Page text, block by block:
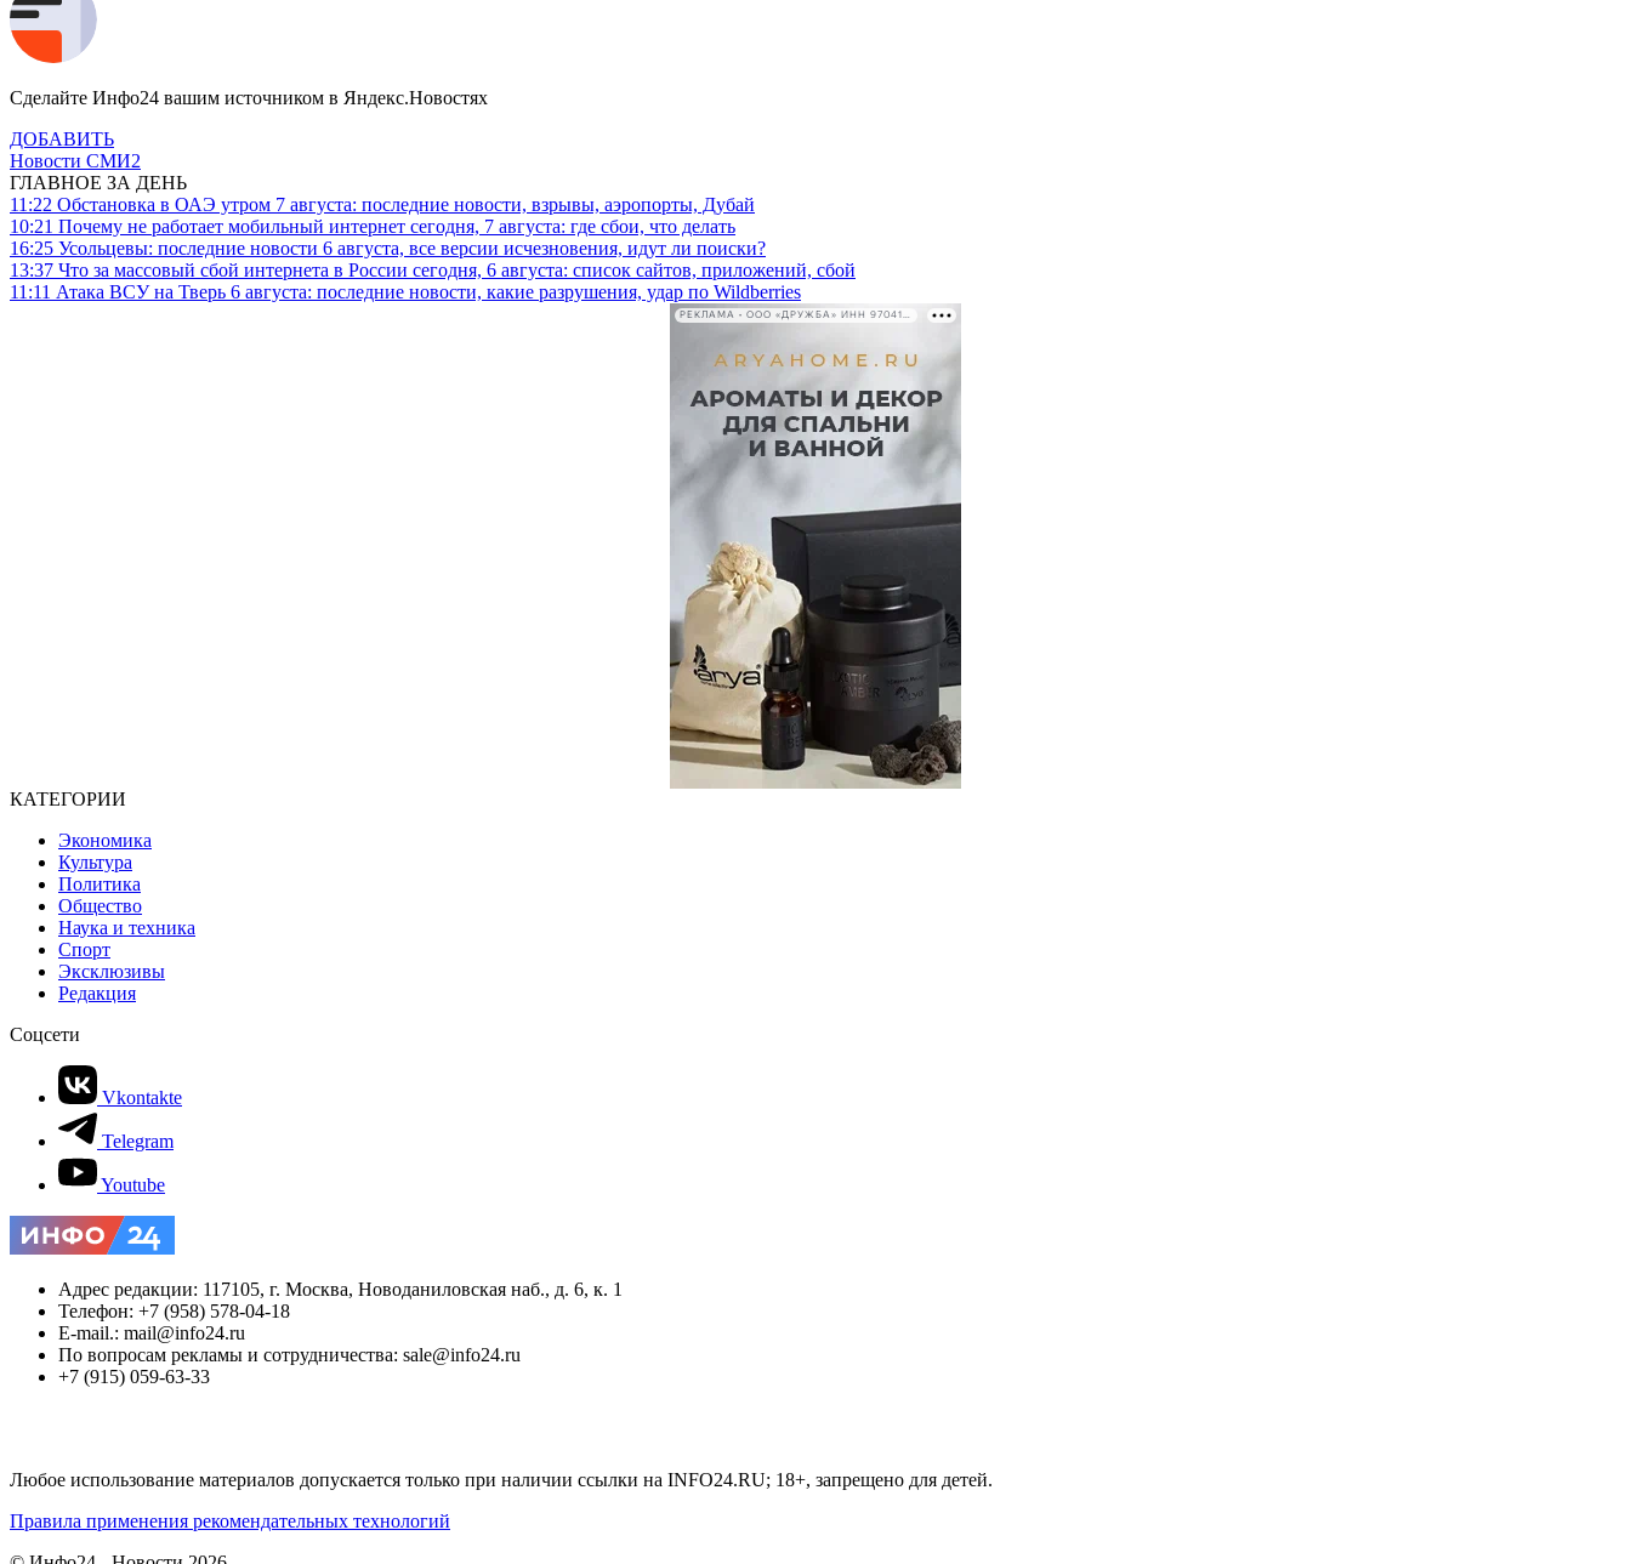
Сделайте Инфо24 вашим источником в Яндекс.Новостях
ДОБАВИТЬ
Новости СМИ2
ГЛАВНОЕ ЗА ДЕНЬ
11:22 Обстановка в ОАЭ утром 7 августа: последние новости, взрывы, аэропорты, Дубай
10:21 Почему не работает мобильный интернет сегодня, 7 августа: где сбои, что делать
16:25 Усольцевы: последние новости 6 августа, все версии исчезновения, идут ли поиски?
13:37 Что за массовый сбой интернета в России сегодня, 6 августа: список сайтов, приложений, сбой
11:11 Атака ВСУ на Тверь 6 августа: последние новости, какие разрушения, удар по Wildberries
РЕКЛАМА • ООО «ДРУЖБА» ИНН 9704146411
КАТЕГОРИИ
Экономика
Культура
Политика
Общество
Наука и техника
Спорт
Эксклюзивы
Редакция
Соцсети
Vkontakte
Telegram
Youtube
Адрес редакции: 117105, г. Москва, Новоданиловская наб., д. 6, к. 1
Телефон: +7 (958) 578-04-18
E-mail.: mail@info24.ru
По вопросам рекламы и сотрудничества: sale@info24.ru
+7 (915) 059-63-33
Любое использование материалов допускается только при наличии ссылки на INFO24.RU; 18+, запрещено для детей.
Правила применения рекомендательных технологий